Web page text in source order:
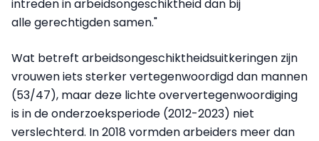
intreden in arbeidsongeschiktheid dan bij
alle gerechtigden samen."
Wat betreft arbeidsongeschiktheidsuitkeringen zijn
vrouwen iets sterker vertegenwoordigd dan mannen
(53/47), maar deze lichte oververtegenwoordiging
is in de onderzoeksperiode (2012-2023) niet
verslechterd. In 2018 vormden arbeiders meer dan